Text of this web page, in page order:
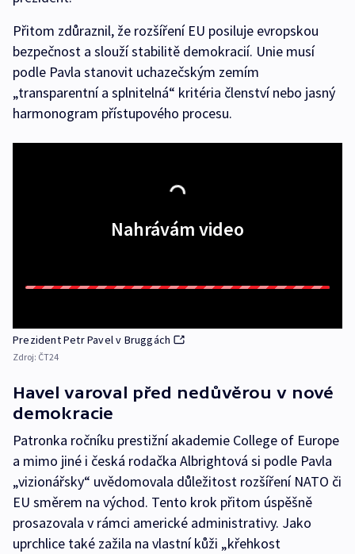
Přitom zdůraznil, že rozšíření EU posiluje evropskou
bezpečnost a slouží stabilitě demokracií. Unie musí
podle Pavla stanovit uchazečským zemím
„transparentní a splnitelná“ kritéria členství nebo jasný
harmonogram přístupového procesu.
Nahrávám video
Prezident Petr Pavel v Bruggách
Zdroj: ČT24
Havel varoval před nedůvěrou v nové
demokracie
Patronka ročníku prestižní akademie College of Europe
a mimo jiné i česká rodačka Albrightová si podle Pavla
„vizionářsky“ uvědomovala důležitost rozšíření NATO či
EU směrem na východ. Tento krok přitom úspěšně
prosazovala v rámci americké administrativy. Jako
uprchlice také zažila na vlastní kůži „křehkost